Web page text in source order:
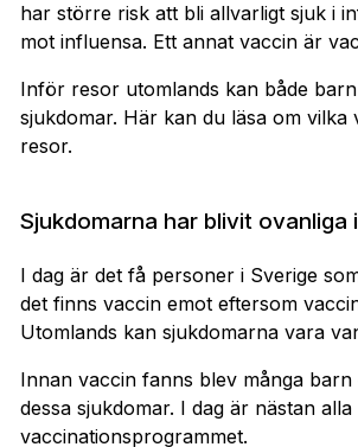
har större risk att bli allvarligt sjuk i
mot influensa. Ett annat vaccin är
Inför resor utomlands kan både
sjukdomar. Här kan du läsa om
resor.
Sjukdomarna har blivit ovanliga
I dag är det få personer i Sverige
det finns vaccin emot eftersom
Utomlands kan sjukdomarna vara
Innan vaccin fanns blev många
dessa sjukdomar. I dag är nästan
vaccinationsprogrammet.